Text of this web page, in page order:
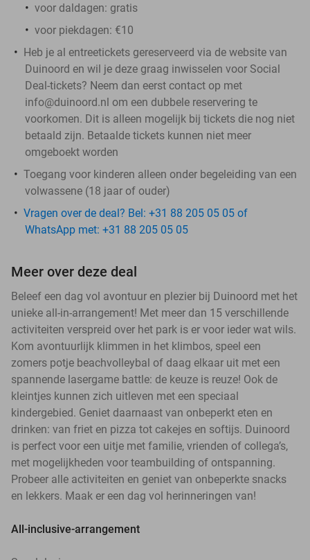
voor daldagen: gratis
voor piekdagen: €10
Heb je al entreetickets gereserveerd via de website van
Duinoord en wil je deze graag inwisselen voor Social
Deal-tickets? Neem dan eerst contact op met
info@duinoord.nl om een dubbele reservering te
voorkomen. Dit is alleen mogelijk bij tickets die nog niet
betaald zijn. Betaalde tickets kunnen niet meer
omgeboekt worden
Toegang voor kinderen alleen onder begeleiding van een
volwassene (18 jaar of ouder)
Vragen over de deal? Bel: +31 88 205 05 05 of
WhatsApp met: +31 88 205 05 05
Meer over deze deal
Beleef een dag vol avontuur en plezier bij Duinoord met het
unieke all-in-arrangement! Met meer dan 15 verschillende
activiteiten verspreid over het park is er voor ieder wat wils.
Kom avontuurlijk klimmen in het klimbos, speel een
zomers potje beachvolleybal of daag elkaar uit met een
spannende lasergame battle: de keuze is reuze! Ook de
kleintjes kunnen zich uitleven met een speciaal
kindergebied. Geniet daarnaast van onbeperkt eten en
drinken: van friet en pizza tot cakejes en softijs. Duinoord
is perfect voor een uitje met familie, vrienden of collega’s,
met mogelijkheden voor teambuilding of ontspanning.
Probeer alle activiteiten en geniet van onbeperkte snacks
en lekkers. Maak er een dag vol herinneringen van!
All-inclusive-arrangement